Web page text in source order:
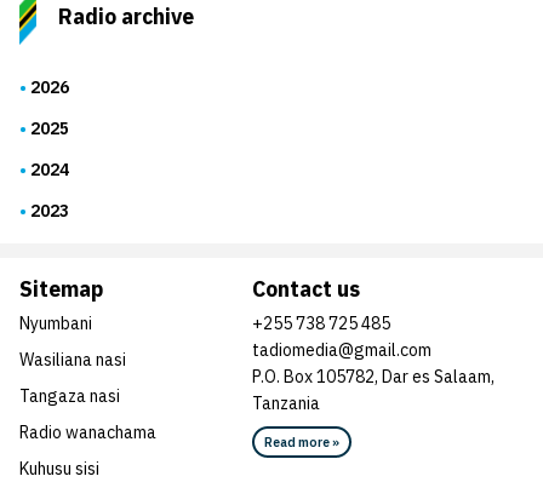
Radio archive
2026
2025
2024
2023
Sitemap
Nyumbani
Wasiliana nasi
Tangaza nasi
Radio wanachama
Kuhusu sisi
Contact us
+255 738 725 485
tadiomedia@gmail.com
P.O. Box 105782, Dar es Salaam,
Tanzania
Read more »